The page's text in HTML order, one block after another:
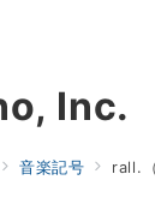
Inc.
音楽記号 rall.